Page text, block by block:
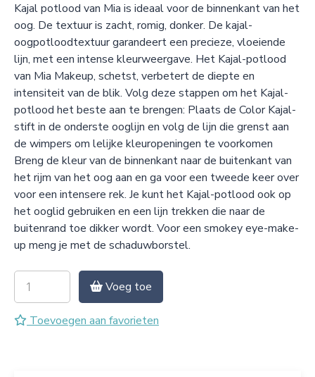
Kajal potlood van Mia is ideaal voor de binnenkant van het
oog. De textuur is zacht, romig, donker. De kajal-
oogpotloodtextuur garandeert een precieze, vloeiende
lijn, met een intense kleurweergave. Het Kajal-potlood
van Mia Makeup, schetst, verbetert de diepte en
intensiteit van de blik. Volg deze stappen om het Kajal-
potlood het beste aan te brengen: Plaats de Color Kajal-
stift in de onderste ooglijn en volg de lijn die grenst aan
de wimpers om lelijke kleuropeningen te voorkomen
Breng de kleur van de binnenkant naar de buitenkant van
het rijm van het oog aan en ga voor een tweede keer over
voor een intensere rek. Je kunt het Kajal-potlood ook op
het ooglid gebruiken en een lijn trekken die naar de
buitenrand toe dikker wordt. Voor een smokey eye-make-
up meng je met de schaduwborstel.
Voeg toe
Toevoegen aan favorieten